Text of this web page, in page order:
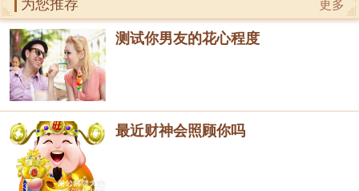
更多
为您推荐
测试你男友的花心程度
最近财神会照顾你吗